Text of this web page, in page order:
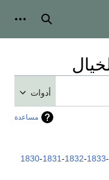
بحث
أدوات
مساعدة
1830-1831-1832-1833-